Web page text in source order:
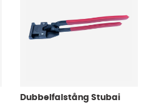
Dubbelfalstång Stubai